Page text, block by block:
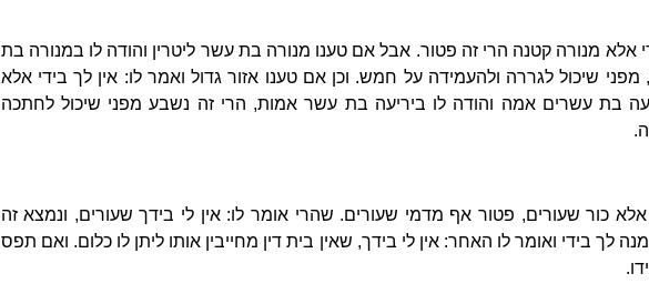
אלא מנורה קטנה הרי זה פטור. אבל אם טענו מנורה בת עשר ליטרין והודה לו במנורה בת
שיכול לגררה ולהעמידה על חמש. וכן אם טענו אזור גדול ואמר לו: אין לך בידי אלא
בת עשרים אמה והודה לו ביריעה בת עשר אמות, הרי זה נשבע מפני שיכול לחתכה
אלא כור שעורים, פטור אף מדמי שעורים. שהרי אומר לו: אין לי בידך שעורים, ונמצא זה
לך בידי ואומר לו האחר: אין לי בידך, שאין בית דין מחייבין אותו ליתן לו כלום. ואם תפס